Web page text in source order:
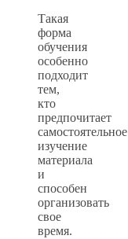
Такая
форма
обучения
особенно
подходит
тем,
кто
предпочитает
самостоятельное
изучение
материала
и
способен
организовать
свое
время.